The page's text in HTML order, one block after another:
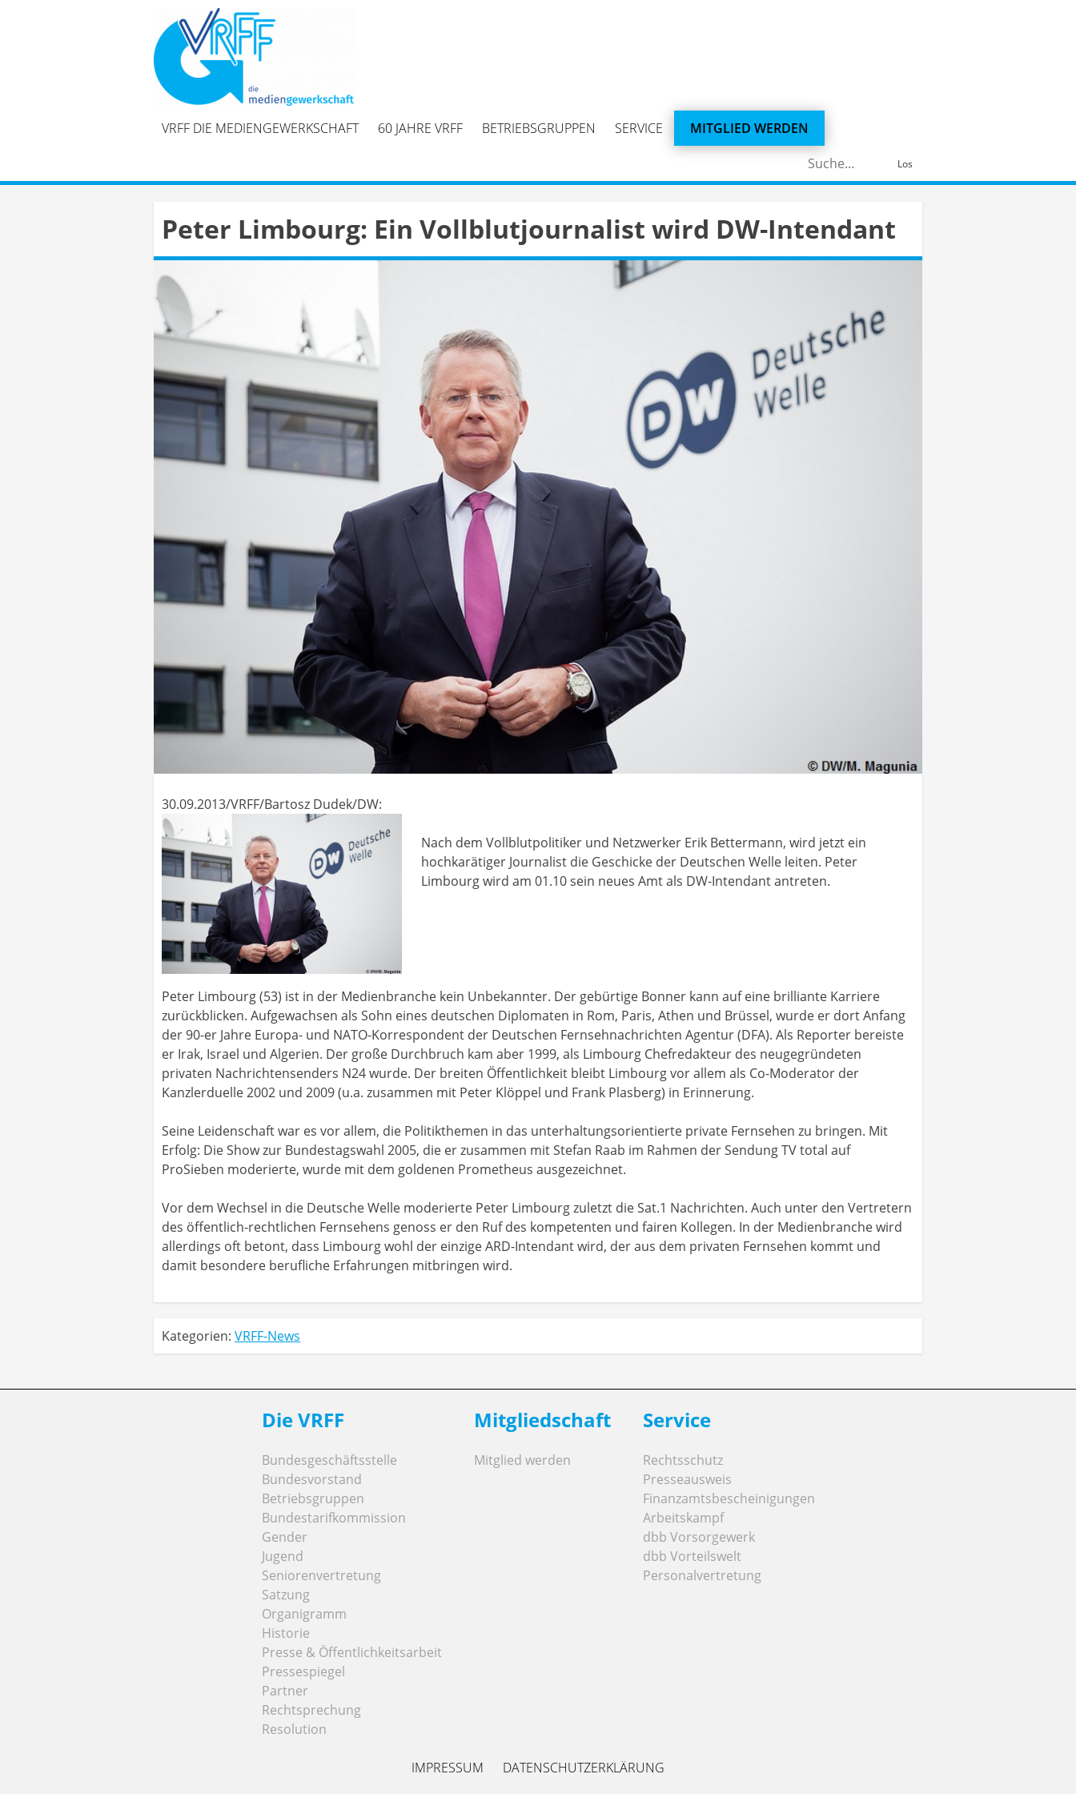
VRFF DIE MEDIENGEWERKSCHAFT 60 JAHRE VRFF BETRIEBSGRUPPEN SERVICE
MITGLIED WERDEN
Los
Peter Limbourg: Ein Vollblutjournalist wird DW-Intendant
30.09.2013/VRFF/Bartosz Dudek/DW:
Nach dem Vollblutpolitiker und Netzwerker Erik Bettermann, wird jetzt ein
hochkarätiger Journalist die Geschicke der Deutschen Welle leiten. Peter
Limbourg wird am 01.10 sein neues Amt als DW-Intendant antreten.
Peter Limbourg (53) ist in der Medienbranche kein Unbekannter. Der gebürtige Bonner kann auf eine brilliante Karriere
zurückblicken. Aufgewachsen als Sohn eines deutschen Diplomaten in Rom, Paris, Athen und Brüssel, wurde er dort Anfang
der 90-er Jahre Europa- und NATO-Korrespondent der Deutschen Fernsehnachrichten Agentur (DFA). Als Reporter bereiste
er Irak, Israel und Algerien. Der große Durchbruch kam aber 1999, als Limbourg Chefredakteur des neugegründeten
privaten Nachrichtensenders N24 wurde. Der breiten Öffentlichkeit bleibt Limbourg vor allem als Co-Moderator der
Kanzlerduelle 2002 und 2009 (u.a. zusammen mit Peter Klöppel und Frank Plasberg) in Erinnerung.
Seine Leidenschaft war es vor allem, die Politikthemen in das unterhaltungsorientierte private Fernsehen zu bringen. Mit
Erfolg: Die Show zur Bundestagswahl 2005, die er zusammen mit Stefan Raab im Rahmen der Sendung TV total auf
ProSieben moderierte, wurde mit dem goldenen Prometheus ausgezeichnet.
Vor dem Wechsel in die Deutsche Welle moderierte Peter Limbourg zuletzt die Sat.1 Nachrichten. Auch unter den Vertretern
des öffentlich-rechtlichen Fernsehens genoss er den Ruf des kompetenten und fairen Kollegen. In der Medienbranche wird
allerdings oft betont, dass Limbourg wohl der einzige ARD-Intendant wird, der aus dem privaten Fernsehen kommt und
damit besondere berufliche Erfahrungen mitbringen wird.
Kategorien: VRFF-News
Die VRFF
Bundesgeschäftsstelle
Bundesvorstand
Betriebsgruppen
Bundestarifkommission
Gender
Jugend
Seniorenvertretung
Satzung
Organigramm
Historie
Presse & Öffentlichkeitsarbeit
Pressespiegel
Partner
Rechtsprechung
Resolution
Mitgliedschaft
Mitglied werden
Service
Rechtsschutz
Presseausweis
Finanzamtsbescheinigungen
Arbeitskampf
dbb Vorsorgewerk
dbb Vorteilswelt
Personalvertretung
IMPRESSUM DATENSCHUTZERKLÄRUNG